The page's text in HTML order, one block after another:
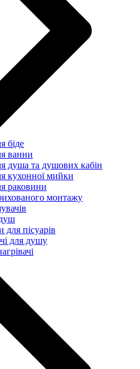
біде
ванни
душа та душових кабін
кухонної мийки
раковини
монтажу
для пісуарів
для душу